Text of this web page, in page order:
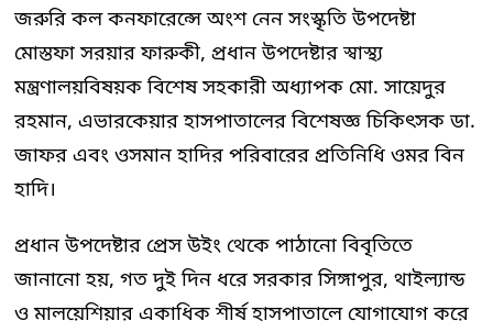
জরুরি কল কনফারেন্সে অংশ নেন সংস্কৃতি উপদেষ্টা
মোস্তফা সরয়ার ফারুকী, প্রধান উপদেষ্টার স্বাস্থ্য
মন্ত্রণালয়বিষয়ক বিশেষ সহকারী অধ্যাপক মো. সায়েদুর
রহমান, এভারকেয়ার হাসপাতালের বিশেষজ্ঞ চিকিৎসক ডা.
জাফর এবং ওসমান হাদির পরিবারের প্রতিনিধি ওমর বিন
হাদি।
প্রধান উপদেষ্টার প্রেস উইং থেকে পাঠানো বিবৃতিতে
জানানো হয়, গত দুই দিন ধরে সরকার সিঙ্গাপুর, থাইল্যান্ড
ও মালয়েশিয়ার একাধিক শীর্ষ হাসপাতালে যোগাযোগ করে